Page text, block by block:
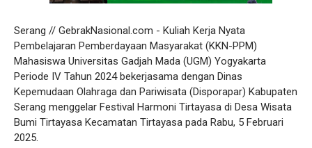
Serang // GebrakNasional.com - Kuliah Kerja Nyata
Pembelajaran Pemberdayaan Masyarakat (KKN-PPM)
Mahasiswa Universitas Gadjah Mada (UGM) Yogyakarta
Periode IV Tahun 2024 bekerjasama dengan Dinas
Kepemudaan Olahraga dan Pariwisata (Disporapar) Kabupaten
Serang menggelar Festival Harmoni Tirtayasa di Desa Wisata
Bumi Tirtayasa Kecamatan Tirtayasa pada Rabu, 5 Februari
2025.